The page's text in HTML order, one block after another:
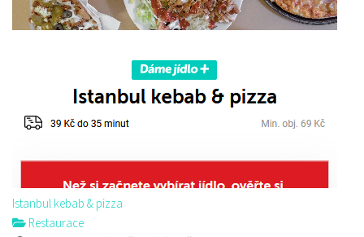
Istanbul kebab & pizza
Restaurace